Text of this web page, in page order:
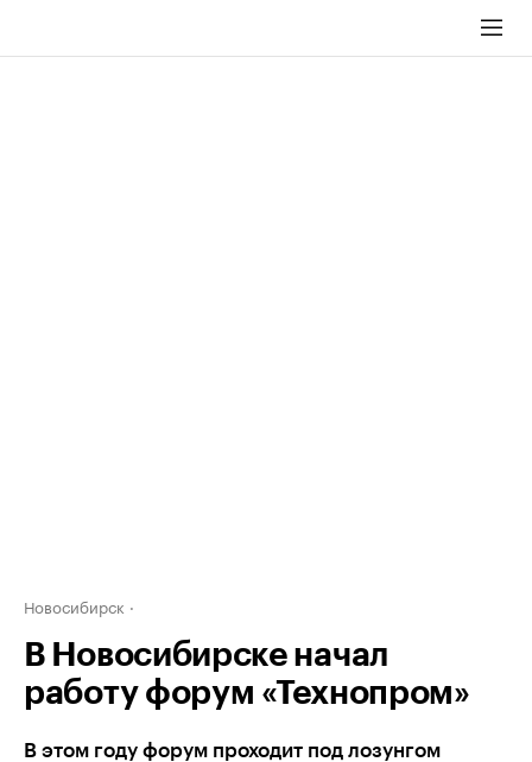
Новосибирск
В Новосибирске начал
работу форум «Технопром»
В этом году форум проходит под лозунгом